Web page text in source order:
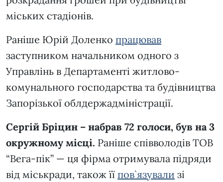
міських стадіонів.
Раніше Юрій Доленко працював
заступником начальником одного з
Управлінь в Департаменті житлово-
комунального господарства та будівництва
Запорізької облдержадміністрації.
Сергій Бріцин – набрав 72 голоси, був на 3
окружному місці. Раніше співволодів ТОВ
“Вега-пік” — ця фірма отримувала підряди
від міськради, також її пов`язували зі